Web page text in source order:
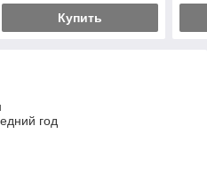
Купить
год